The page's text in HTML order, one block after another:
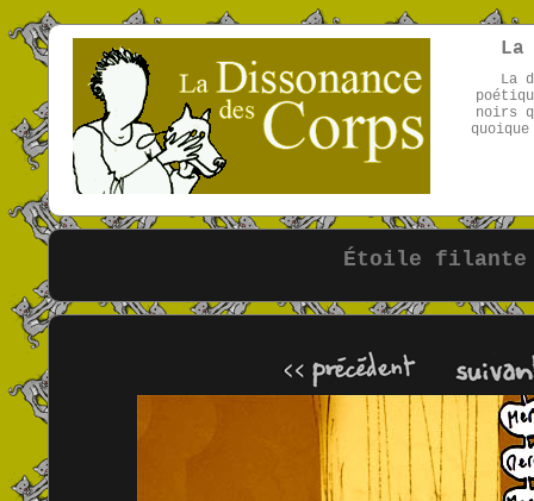
La
La
noirs
Étoile filante